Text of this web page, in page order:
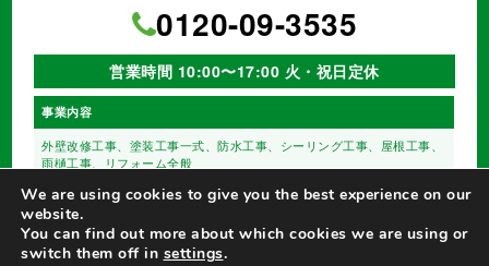
We are using cookies to give you the best experience on our
website.
You can find out more about which cookies we are using or
switch them off in settings.
0120-09-3535
営業時間 10:00〜17:00 火・祝日定休
事業内容
外壁改修工事、塗装工事⼀式、防水工事、シーリング工事、 屋根工事、
雨樋工事、
リフォーム全般